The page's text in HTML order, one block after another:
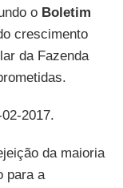
o Boletim
crescimento
da Fazenda
2017.
da maioria
para a